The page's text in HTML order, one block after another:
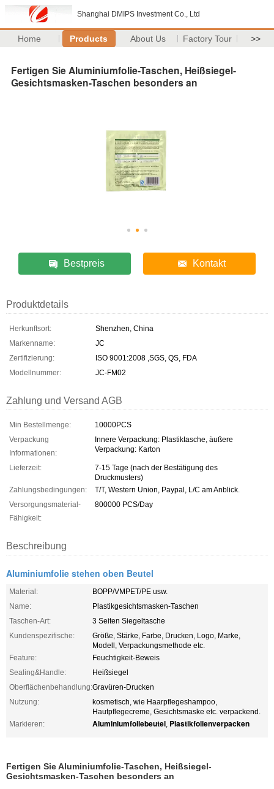
Shanghai DMIPS Investment Co., Ltd
Home Products About Us Factory Tour >>
Fertigen Sie Aluminiumfolie-Taschen, Heißsiegel-
Gesichtsmasken-Taschen besonders an
Bestpreis Kontakt
Produktdetails
Herkunftsort:
Shenzhen, China
Markenname:
JC
Zertifizierung:
ISO 9001:2008 ,SGS, QS, FDA
Modellnummer:
JC-FM02
Zahlung und Versand AGB
Min Bestellmenge:
10000PCS
Verpackung
Informationen:
Innere Verpackung: Plastiktasche, äußere
Verpackung: Karton
Lieferzeit:
7-15 Tage (nach der Bestätigung des
Druckmusters)
Zahlungsbedingungen:
T/T, Western Union, Paypal, L/C am Anblick.
Versorgungsmaterial-
Fähigkeit:
800000 PCS/Day
Beschreibung
Aluminiumfolie stehen oben Beutel
Material:
BOPP/VMPET/PE usw.
Name:
Plastikgesichtsmasken-Taschen
Taschen-Art:
3 Seiten Siegeltasche
Kundenspezifische:
Größe, Stärke, Farbe, Drucken, Logo, Marke,
Modell, Verpackungsmethode etc.
Feature:
Feuchtigkeit-Beweis
Sealing&Handle:
Heißsiegel
Oberflächenbehandlung:Gravüren-Drucken
Nutzung:
kosmetisch, wie Haarpflegeshampoo,
Hautpflegecreme, Gesichtsmaske etc. verpackend.
Markieren:
Aluminiumfoliebeutel, Plastikfolienverpacken
Fertigen Sie Aluminiumfolie-Taschen, Heißsiegel-
Gesichtsmasken-Taschen besonders an